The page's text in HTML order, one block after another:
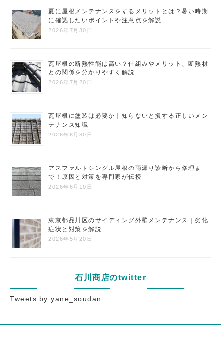
夏に屋根メンテナンスをするメリットとは？暑い時期
に確認したいポイントや注意点を解説
2026年7月30日
瓦屋根の断熱性能は高い？仕組みやメリット、断熱材
との関係を分かりやすく解説
2026年7月20日
瓦屋根に塗装は必要か｜知らないと損する正しいメン
テナンス知識
2026年6月30日
アスファルトシングル屋根の雨漏り診断から修理ま
で！原因と対策を専門家が伝授
2026年6月10日
東京都品川区のサイディング外壁メンテナンス｜劣化
症状と対策を解説
2026年5月20日
石川商店のtwitter
Tweets by yane_soudan